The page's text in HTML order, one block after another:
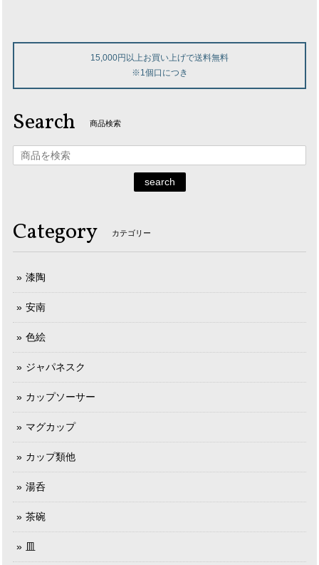
15,000円以上お買い上げで送料無料
※1個口につき
Search 商品検索
search
Category カテゴリー
漆陶
安南
色絵
ジャパネスク
カップソーサー
マグカップ
カップ類他
湯呑
茶碗
皿